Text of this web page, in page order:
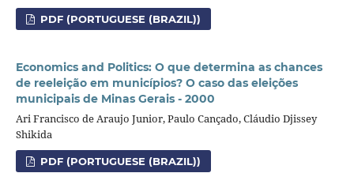
PDF (PORTUGUESE (BRAZIL))
Economics and Politics: O que determina as chances
de reeleição em municípios? O caso das eleições
municipais de Minas Gerais - 2000
Ari Francisco de Araujo Junior, Paulo Cançado, Cláudio Djissey
Shikida
PDF (PORTUGUESE (BRAZIL))